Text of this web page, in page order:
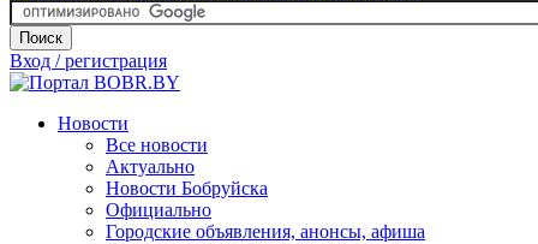
Поиск
Вход / регистрация
Новости
Все новости
Актуально
Новости Бобруйска
Официально
Городские объявления, анонсы, афиша